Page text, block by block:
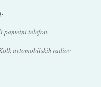
:
pametni telefon.
avtomobilskih radiov